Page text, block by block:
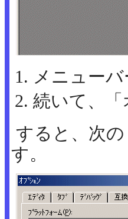
メニュー
続いて、
すると、次
す。